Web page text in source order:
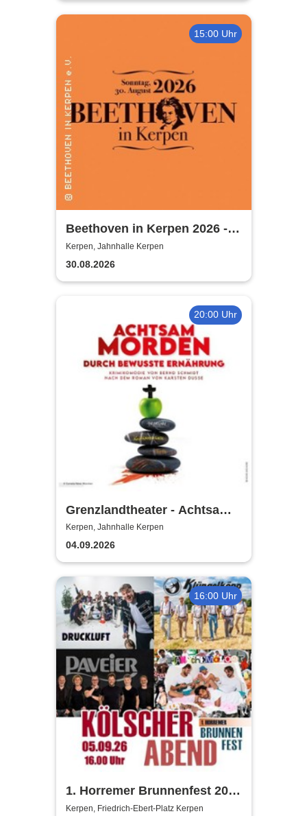
15:00 Uhr
Beethoven in Kerpen 2026 -
Sommerkonzerte 2026
Kerpen, Jahnhalle Kerpen
30.08.2026
20:00 Uhr
Grenzlandtheater - Achtsam
Morden durch bewusste
Ernährung
Kerpen, Jahnhalle Kerpen
04.09.2026
16:00 Uhr
1. Horremer Brunnenfest 2026
- Klüngelköpp, Druckluft,
Kerpen, Friedrich-Ebert-Platz Kerpen